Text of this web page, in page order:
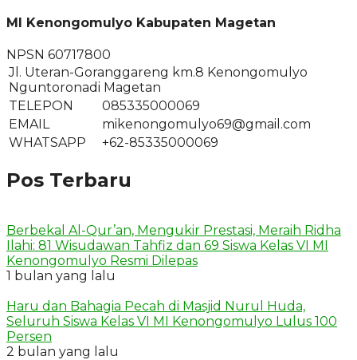
MI Kenongomulyo Kabupaten Magetan
NPSN 60717800
Jl. Uteran-Goranggareng km.8 Kenongomulyo
Nguntoronadi Magetan
TELEPON
085335000069
EMAIL
mikenongomulyo69@gmail.com
WHATSAPP
+62-85335000069
Pos Terbaru
Berbekal Al-Qur’an, Mengukir Prestasi, Meraih Ridha
Ilahi: 81 Wisudawan Tahfiz dan 69 Siswa Kelas VI MI
Kenongomulyo Resmi Dilepas
1 bulan yang lalu
Haru dan Bahagia Pecah di Masjid Nurul Huda,
Seluruh Siswa Kelas VI MI Kenongomulyo Lulus 100
Persen
2 bulan yang lalu